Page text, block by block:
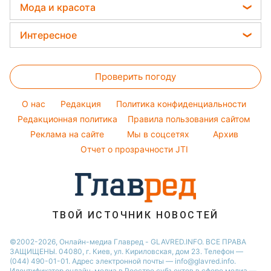
Новости Тернополя
Новости Житомира
Простые блюда
Курс валют
Погода на сегодня
Погода на завтра
София Ротару
Ольга Сумская
Филипп Киркоров
Елена Зеленская
Кейт Миддлтон
Алла Пугачева
Максим Галкин
Виталий Козловский
Мода и красота
Женские стрижки
Окрашивание волос
Красивый маникюр
Модные ошибки
Новости моды
Советы от Андре Тана
Интересное
Тесты по картинке
Оптические иллюзии
Народные приметы
Все о шоу-бизнесе
Проверить погоду
O нас Редакция
Политика конфиденциальности
Редакционная политика
Правила пользования сайтом
Реклама на сайте
Мы в соцсетях
Архив
Отчет о прозрачности JTI
ТВОЙ ИСТОЧНИК НОВОСТЕЙ
©2002-2026, Онлайн-медиа Главред - GLAVRED.INFO. ВСЕ ПРАВА
ЗАЩИЩЕНЫ. 04080, г. Киев, ул. Кириловская, дом 23. Телефон —
(044) 490-01-01. Адрес электронной почты — info@glavred.info.